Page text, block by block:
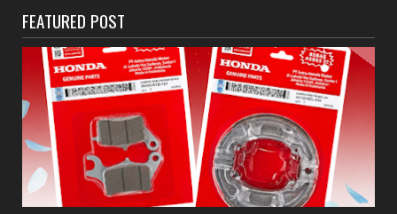
Satpol PP Kota Bengkulu Amankan Siswa
SMAN 2 Bolos Sekolah
August 05, 2026
DAERAH
Sambut HUT ke-81 RI, Walikota Ajak Warga
Perkuat Gotong Royo...
August 05, 2026
DAERAH
FEATURED POST